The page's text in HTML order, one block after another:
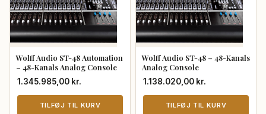
Wolff Audio ST-48 Automation
– 48-Kanals Analog Console
1.345.985,00 kr.
TILFØJ TIL KURV
Wolff Audio ST-48 – 48-Kanals
Analog Console
1.138.020,00 kr.
TILFØJ TIL KURV